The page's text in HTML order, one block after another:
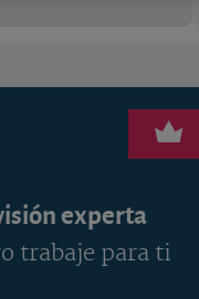
experta
trabaje para ti